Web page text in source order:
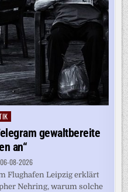
gewaltbereite
an“
06-08-2026
Flughafen Leipzig erklärt
Nehring, warum solche